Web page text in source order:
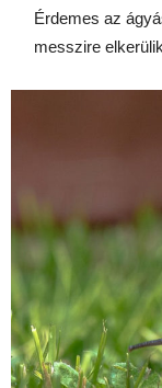
Érdemes az
messzire